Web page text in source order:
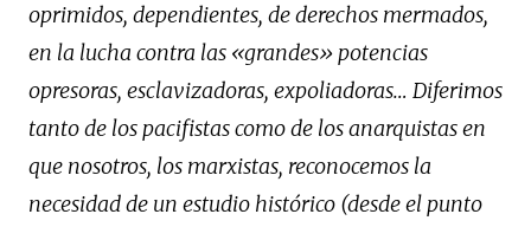
oprimidos, dependientes, de derechos mermados,
en la lucha contra las «grandes» potencias
opresoras, esclavizadoras, expoliadoras… Diferimos
tanto de los pacifistas como de los anarquistas en
que nosotros, los marxistas, reconocemos la
necesidad de un estudio histórico (desde el punto